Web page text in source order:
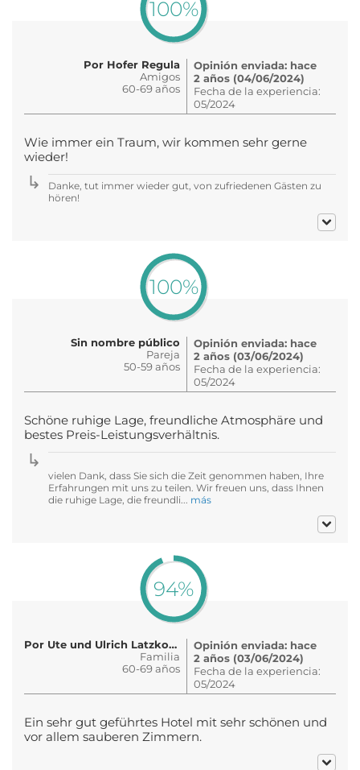
100%
Por Hofer Regula
Amigos
60-69 años
Opinión enviada: hace
2 años (04/06/2024)
Fecha de la experiencia:
05/2024
Wie immer ein Traum, wir kommen sehr gerne
wieder!
Danke, tut immer wieder gut, von zufriedenen Gästen zu
hören!
100%
Sin nombre público
Pareja
50-59 años
Opinión enviada: hace
2 años (03/06/2024)
Fecha de la experiencia:
05/2024
Schöne ruhige Lage, freundliche Atmosphäre und
bestes Preis-Leistungsverhältnis.
vielen Dank, dass Sie sich die Zeit genommen haben, Ihre
Erfahrungen mit uns zu teilen. Wir freuen uns, dass Ihnen
die ruhige Lage, die freundli... más
94%
Por Ute und Ulrich Latzkow und Cou..
Familia
60-69 años
Opinión enviada: hace
2 años (03/06/2024)
Fecha de la experiencia:
05/2024
Ein sehr gut geführtes Hotel mit sehr schönen und
vor allem sauberen Zimmern.